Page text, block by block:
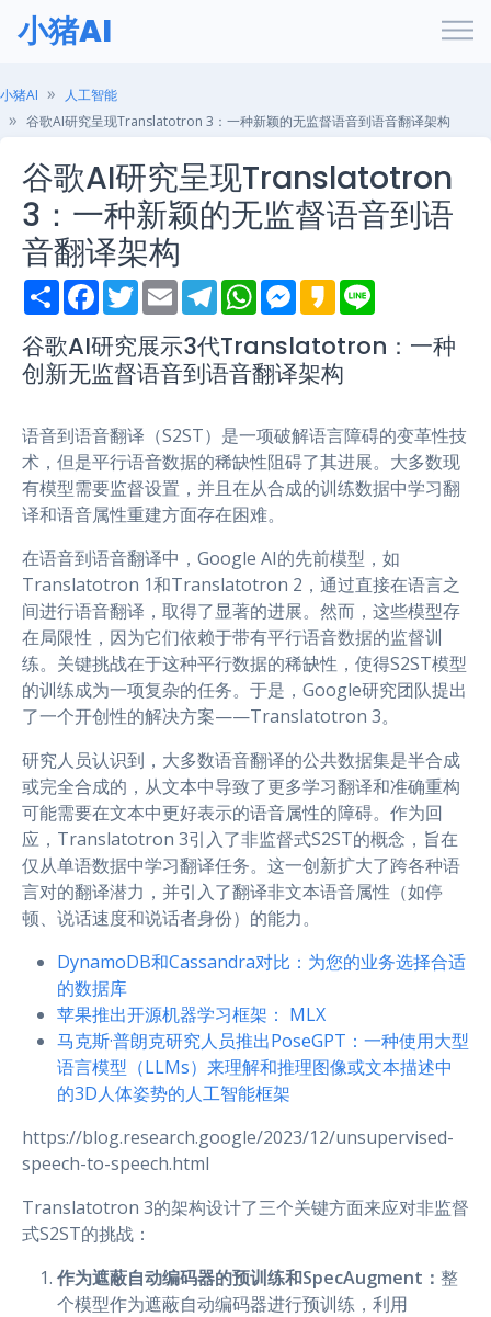
小猪AI
小猪AI
人工智能
谷歌AI研究呈现Translatotron 3：一种新颖的无监督语音到语音翻译架构
谷歌AI研究呈现Translatotron
3：一种新颖的无监督语音到语
音翻译架构
S
h
r
e
F
a
e
b
o
T
w
t
t
e
E
m
i
l
T
e
e
g
r
W
h
t
s
A
M
e
s
e
n
r
K
a
a
o
e
谷歌AI研究展示3代Translatotron：一种
创新无监督语音到语音翻译架构
语音到语音翻译（S2ST）是一项破解语言障碍的变革性技
术，但是平行语音数据的稀缺性阻碍了其进展。大多数现
有模型需要监督设置，并且在从合成的训练数据中学习翻
译和语音属性重建方面存在困难。
在语音到语音翻译中，Google AI的先前模型，如
Translatotron 1和Translatotron 2，通过直接在语言之
间进行语音翻译，取得了显著的进展。然而，这些模型存
在局限性，因为它们依赖于带有平行语音数据的监督训
练。关键挑战在于这种平行数据的稀缺性，使得S2ST模型
的训练成为一项复杂的任务。于是，Google研究团队提出
了一个开创性的解决方案——Translatotron 3。
研究人员认识到，大多数语音翻译的公共数据集是半合成
或完全合成的，从文本中导致了更多学习翻译和准确重构
可能需要在文本中更好表示的语音属性的障碍。作为回
应，Translatotron 3引入了非监督式S2ST的概念，旨在
仅从单语数据中学习翻译任务。这一创新扩大了跨各种语
言对的翻译潜力，并引入了翻译非文本语音属性（如停
顿、说话速度和说话者身份）的能力。
DynamoDB和Cassandra对比：为您的业务选择合适
的数据库
苹果推出开源机器学习框架： MLX
马克斯·普朗克研究人员推出PoseGPT：一种使用大型
语言模型（LLMs）来理解和推理图像或文本描述中
的3D人体姿势的人工智能框架
https://blog.research.google/2023/12/unsupervised-
speech-to-speech.html
Translatotron 3的架构设计了三个关键方面来应对非监督
式S2ST的挑战：
作为遮蔽自动编码器的预训练和SpecAugment： 整
个模型作为遮蔽自动编码器进行预训练，利用